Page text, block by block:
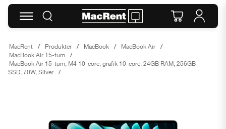
MacRent Produkter MacBook
MacBook Air
MacBook Air 15-tum
MacBook Air 15-tum, M4 10-core, grafik 10-core, 24GB RAM, 256GB
SSD, 70W, Silver